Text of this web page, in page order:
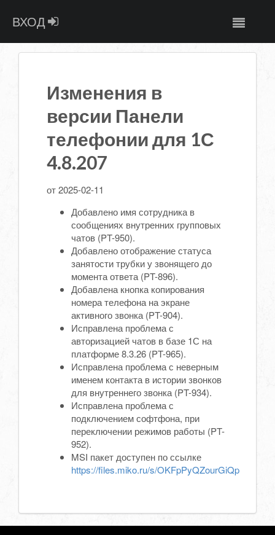
ВХОД
Изменения в
версии Панели
телефонии для 1С
4.8.207
от 2025-02-11
Добавлено имя сотрудника в
сообщениях внутренних групповых
чатов (PT-950).
Добавлено отображение статуса
занятости трубки у звонящего до
момента ответа (PT-896).
Добавлена кнопка копирования
номера телефона на экране
активного звонка (PT-904).
Исправлена проблема с
авторизацией чатов в базе 1С на
платформе 8.3.26 (PT-965).
Исправлена проблема с неверным
именем контакта в истории звонков
для внутреннего звонка (PT-934).
Исправлена проблема с
подключением софтфона, при
переключении режимов работы (PT-
952).
MSI пакет доступен по ссылке
https://files.miko.ru/s/OKFpPyQZourGiQp